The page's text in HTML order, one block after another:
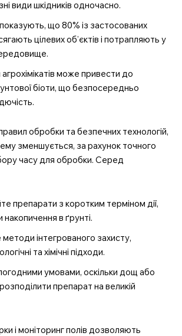
види шкідників одночасно.
що 80% із застосованих
цілевих об’єктів і потрапляють у
може привести до
біоти, що безпосередньо
обробки та безпечних технологій,
зменшується, за рахунок точного
часу для обробки. Серед
препарати з коротким терміном дії,
в ґрунті.
інтегрованого захисту,
та хімічні підходи.
умовами, оскільки дощ або
препарат на великій
і моніторинг полів дозволяють